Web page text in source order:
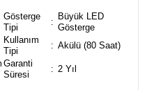
Gösterge
Tipi
:
Büyük LED
Gösterge
Kullanım
Tipi
: Akülü (80 Saat)
Garanti
Süresi
: 2 Yıl